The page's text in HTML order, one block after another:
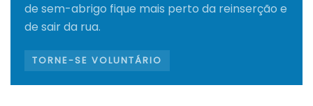
de sem-abrigo fique mais perto da reinserção e
de sair da rua.
TORNE-SE VOLUNTÁRIO